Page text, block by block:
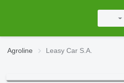
Agroline Leasy Car S.A.